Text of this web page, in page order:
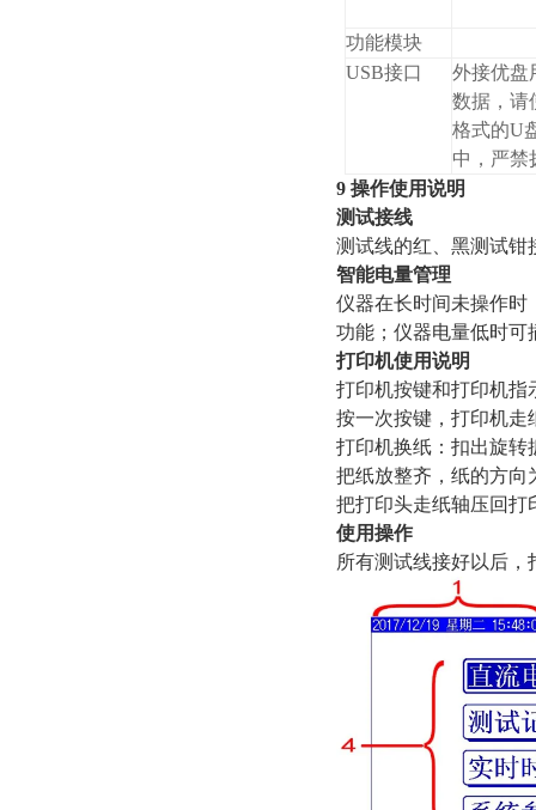
功能模块
USB接口
外接优盘
数据，请
格式的U
中，严禁
9 操作使用说明
测试接线
测试线的红、黑测试钳
智能电量管理
仪器在长时间未操作时
功能；仪器电量低时可
打印机使用说明
打印机按键和打印机指
按一次按键
打印机换纸：扣出旋转
把纸放整齐，纸的方向
把打印头走纸轴压回打
使用操作
所有测试线接好以后，